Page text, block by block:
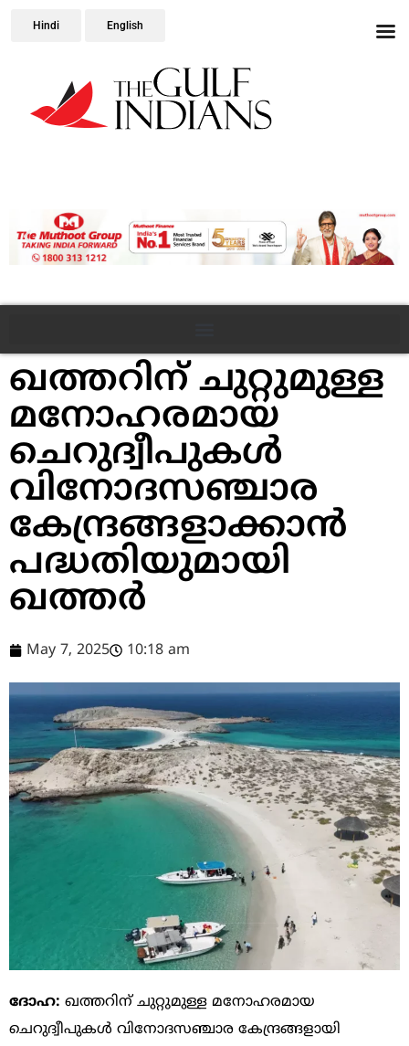
Hindi English
ഖത്തറിന് ചുറ്റുമുള്ള
മനോഹരമായ
ചെറുദ്വീപുകൾ
വിനോദസഞ്ചാര
കേന്ദ്രങ്ങളാക്കാൻ
പദ്ധതിയുമായി
ഖത്തർ
May 7, 2025 10:18 am
ദോഹ: ഖത്തറിന് ചുറ്റുമുള്ള മനോഹരമായ
ചെറുദ്വീപുകൾ വിനോദസഞ്ചാര കേന്ദ്രങ്ങളായി